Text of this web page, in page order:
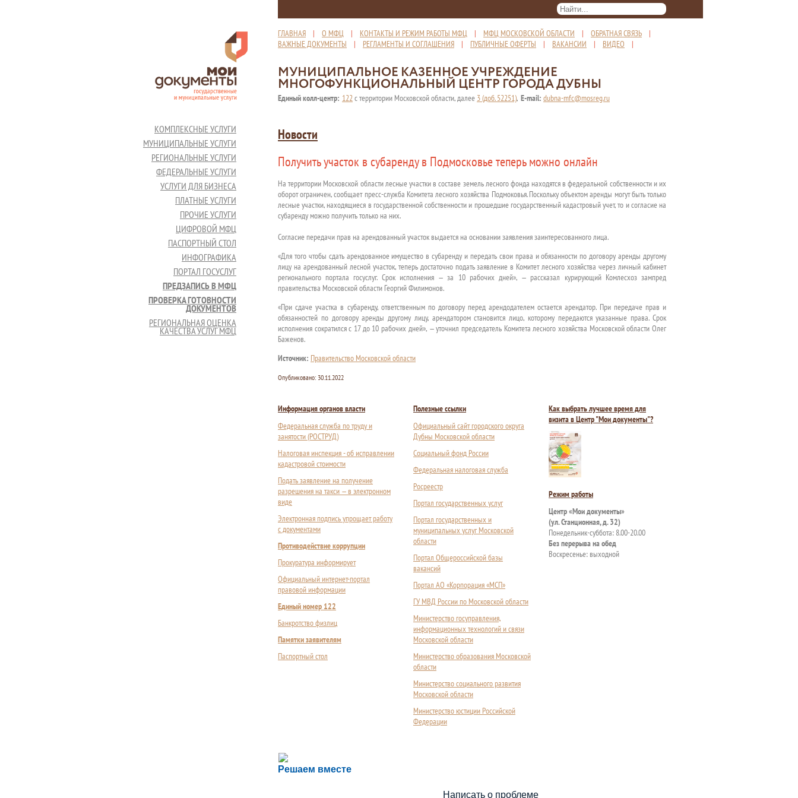
ГЛАВНАЯ | О МФЦ | КОНТАКТЫ И РЕЖИМ РАБОТЫ МФЦ | МФЦ МОСКОВСКОЙ ОБЛАСТИ | ОБРАТНАЯ СВЯЗЬ |
ВАЖНЫЕ ДОКУМЕНТЫ | РЕГЛАМЕНТЫ И СОГЛАШЕНИЯ | ПУБЛИЧНЫЕ ОФЕРТЫ | ВАКАНСИИ | ВИДЕО |
МУНИЦИПАЛЬНОЕ КАЗЕННОЕ УЧРЕЖДЕНИЕ
МНОГОФУНКЦИОНАЛЬНЫЙ ЦЕНТР ГОРОДА ДУБНЫ
Единый колл-центр: 122с территории Московской области, далее 3 (доб. 52251), E-mail: dubna-mfc@mosreg.ru
КОМПЛЕКСНЫЕ УСЛУГИ
МУНИЦИПАЛЬНЫЕ УСЛУГИ
РЕГИОНАЛЬНЫЕ УСЛУГИ
ФЕДЕРАЛЬНЫЕ УСЛУГИ
УСЛУГИ ДЛЯ БИЗНЕСА
ПЛАТНЫЕ УСЛУГИ
ПРОЧИЕ УСЛУГИ
ЦИФРОВОЙ МФЦ
ПАСПОРТНЫЙ СТОЛ
ИНФОГРАФИКА
ПОРТАЛ ГОСУСЛУГ
ПРЕДЗАПИСЬ В МФЦ
ПРОВЕРКА ГОТОВНОСТИ
ДОКУМЕНТОВ
РЕГИОНАЛЬНАЯ ОЦЕНКА
КАЧЕСТВА УСЛУГ МФЦ
Новости
Получить участок в субаренду в Подмосковье теперь можно онлайн
На территории Московской области лесные участки в составе земель лесного фонда находятся в федеральной собственности и их
оборот ограничен, сообщает пресс-служба Комитета лесного хозяйства Подмоковья. Поскольку объектом аренды могут быть только
лесные участки, находящиеся в государственной собственности и прошедшие государственный кадастровый учет, то и согласие на
субаренду можно получить только на них.
Согласие передачи прав на арендованный участок выдается на основании заявления заинтересованного лица.
«Для того чтобы сдать арендованное имущество в субаренду и передать свои права и обязанности по договору аренды другому
лицу на арендованный лесной участок, теперь достаточно подать заявление в Комитет лесного хозяйства через личный кабинет
регионального портала госуслуг. Срок исполнения — за 10 рабочих дней», — рассказал курирующий Комлесхоз зампред
правительства Московской области Георгий Филимонов.
«При сдаче участка в субаренду, ответственным по договору перед арендодателем остается арендатор. При передаче прав и
обязанностей по договору аренды другому лицу, арендатором становится лицо, которому передаются указанные права. Срок
исполнения сократился с 17 до 10 рабочих дней», — уточнил председатель Комитета лесного хозяйства Московской области Олег
Баженов.
Источник: Правительство Московской области
Опубликовано: 30.11.2022
Информация органов власти
Федеральная служба по труду и
занятости (РОСТРУД)
Налоговая инспекция - об исправлении
кадастровой стоимости
Подать заявление на получение
разрешения на такси — в электронном
виде
Электронная подпись упрощает работу
с документами
Противодействие коррупции
Прокуратура информирует
Официальный интернет-портал
правовой информации
Единый номер 122
Банкротство физлиц
Памятки заявителям
Паспортный стол
Полезные ссылки
Официальный сайт городского округа
Дубны Московской области
Социальный фонд России
Федеральная налоговая служба
Росреестр
Портал государственных услуг
Портал государственных и
муниципальных услуг Московской
области
Портал Общероссийской базы
вакансий
Портал АО «Корпорация «МСП»
ГУ МВД России по Московской области
Министерство госуправления,
информационных технологий и связи
Московской области
Министерство образования Московской
области
Министерство социального развития
Московской области
Министерство юстиции Российской
Федерации
Как выбрать лучшее время для
визита в Центр "Мои документы"?
Режим работы
Центр «Мои документы»
(ул. Станционная, д. 32)
Понедельник-суббота: 8.00-20.00
Без перерыва на обед
Воскресенье: выходной
Решаем вместе
Сложности с получением социальной выплаты или пособия?
Сообщите об этом
Написать о проблеме